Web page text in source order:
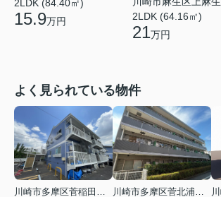
2LDK (84.40㎡)
15.9万円
2LDK (64.16㎡)
21万円
よく見られている物件